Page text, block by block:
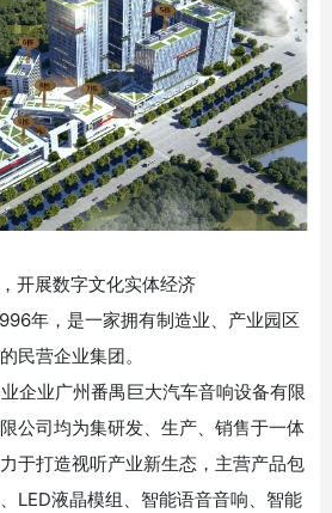
开展数字文化实体经济
年，是一家拥有制造业、产业园区
民营企业集团。
企业广州番禺巨大汽车音响设备有限
公司均为集研发、生产、销售于一体
于打造视听产业新生态，主营产品包
LED液晶模组、智能语音音响、智能